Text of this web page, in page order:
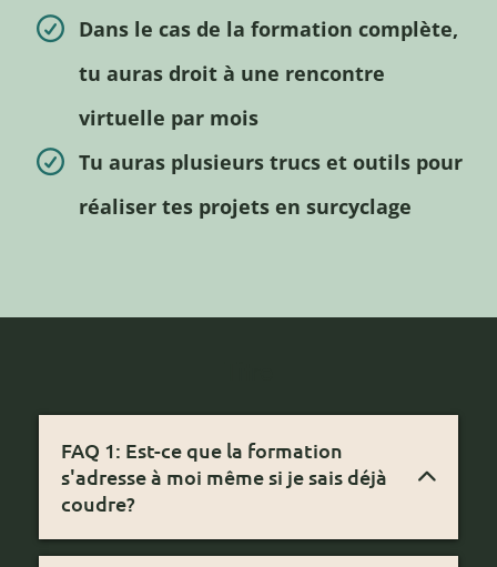
Dans le cas de la formation complète,
tu auras droit à une rencontre
virtuelle par mois
Tu auras plusieurs trucs et outils pour
réaliser tes projets en surcyclage
FAQ 1: Est-ce que la formation
s'adresse à moi même si je sais déjà
coudre?